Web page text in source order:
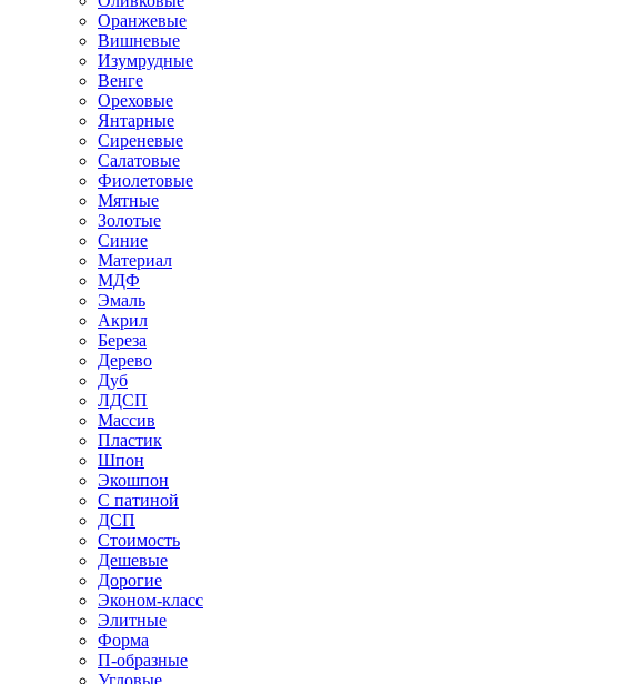
Оранжевые
Вишневые
Изумрудные
Венге
Ореховые
Янтарные
Сиреневые
Салатовые
Фиолетовые
Мятные
Золотые
Синие
Материал
МДФ
Эмаль
Акрил
Береза
Дерево
Дуб
ЛДСП
Массив
Пластик
Шпон
Экошпон
С патиной
ДСП
Стоимость
Дешевые
Дорогие
Эконом-класс
Элитные
Форма
П-образные
Угловые